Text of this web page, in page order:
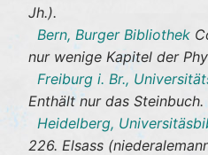
Jh.).
Bern, Burger Bibliothek
nur wenige Kapitel der
Freiburg i. Br.,
Enthält nur das Steinbuch.
Heidelberg,
226. Elsass